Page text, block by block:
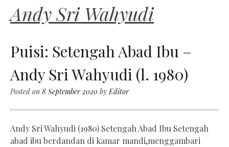
Andy Sri Wahyudi
Puisi: Setengah Abad Ibu –
Andy Sri Wahyudi (l. 1980)
Posted on 8 September 2020 byEditor
Andy Sri Wahyudi (1980) Setengah Abad Ibu Setengah
abad ibu berdandan di kamar mandi,menggambari